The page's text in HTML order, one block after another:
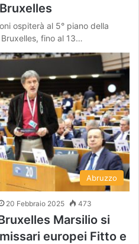
ospiterà al 5° piano della
fino al 13…
Abruzzo
20 Febbraio 2025 473
Marsilio si
europei Fitto e